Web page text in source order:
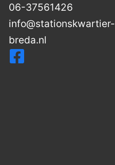
06-37561426
info@stationskwartier-
breda.nl